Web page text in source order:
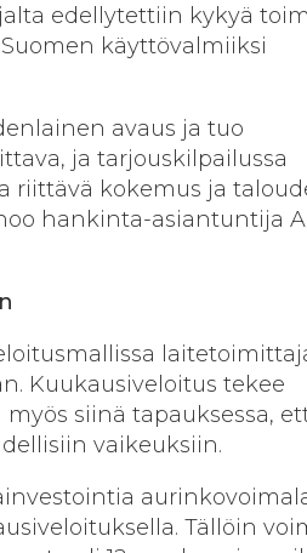
edellytettiin kykyä
käyttövalmiiksi
avaus ja tuo
ja tarjouskilpailussa
riittävä kokemus ja
hankinta-asiantuntija
Kuukausiveloitus tekee
siinä tapauksessa,
vaikeuksiin.
Tällöin